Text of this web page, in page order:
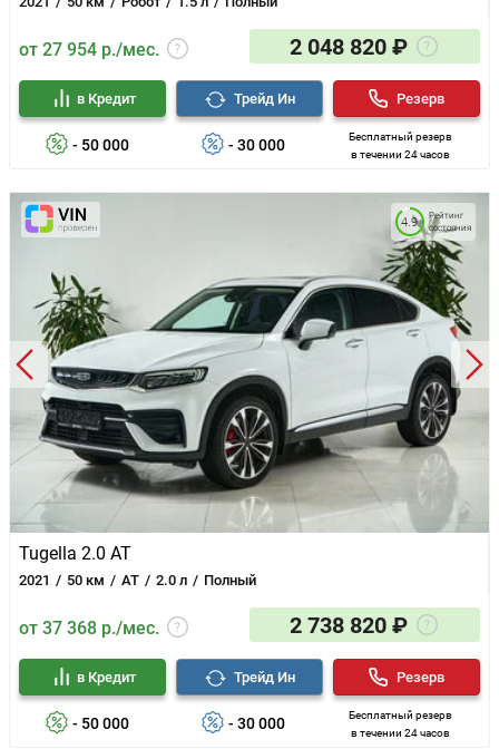
Докатка
от 27 954 р./мес. 2 048 820 ₽
- 50 000
в Кредит
- 30 000
Трейд Ин
Бесплатный резерв
в течении 24 часов
Резерв
Tugella 2.0 AT
2021 50 км AT 2.0 л Полный
Рейтинг
состояния
4.9
от 37 368 р./мес. 2 738 820 ₽
- 50 000
в Кредит
- 30 000
Трейд Ин
Бесплатный резерв
в течении 24 часов
Резерв